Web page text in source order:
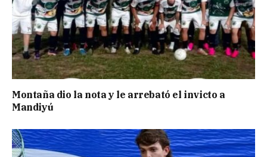
Montaña dio la nota y le arrebató el invicto a
Mandiyú